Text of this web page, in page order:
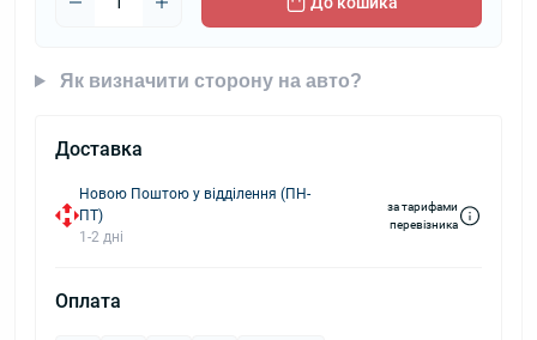
Як визначити сторону на авто?
Доставка
Новою Поштою у відділення (ПН-
ПТ)
1-2 дні
за тарифами
перевізника
Оплата